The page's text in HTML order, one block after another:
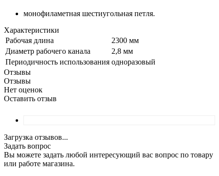
монофиламетная шестиугольная петля.
Характеристики
Рабочая длина
2300 мм
Диаметр рабочего канала
2,8 мм
Периодичность использования одноразовый
Отзывы
Отзывы
Нет оценок
Оставить отзыв
Загрузка отзывов...
Задать вопрос
Вы можете задать любой интересующий вас вопрос по товару
или работе магазина.